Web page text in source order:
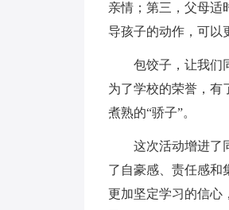
亲情；第三，父母适
导孩子的动作，可以
包饺子，让我们
为了学校的荣誉，有
煮熟的“骄子”。
这次活动增进了
了自豪感、责任感和
更加坚定学习的信心